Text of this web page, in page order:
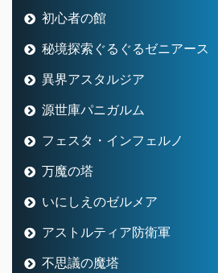
初心者の館
秘境探索ぐるぐるゼニアース
異界アスタルジア
源世庫パニガルム
フェスタ・インフェルノ
万魔の塔
いにしえのゼルメア
アストルティア防衛軍
不思議の魔塔